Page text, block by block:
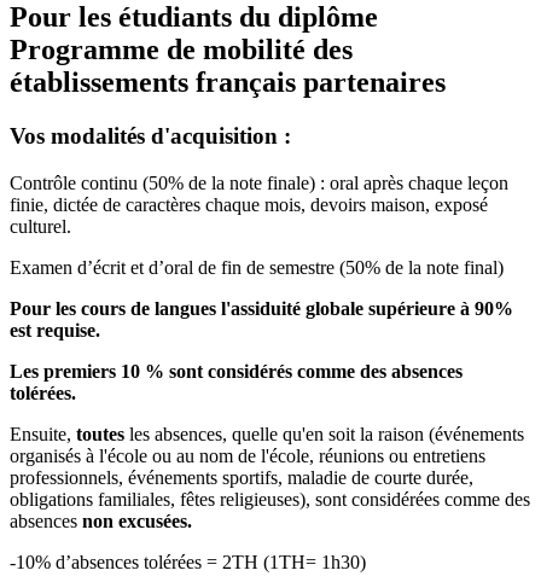
Pour les étudiants du diplôme
Programme de mobilité des
établissements français partenaires
Vos modalités d'acquisition :
Contrôle continu (50% de la note finale) : oral après chaque leçon
finie, dictée de caractères chaque mois, devoirs maison, exposé
culturel.
Examen d’écrit et d’oral de fin de semestre (50% de la note final)
Pour les cours de langues l'assiduité globale supérieure à 90%
est requise.
Les premiers 10 % sont considérés comme des absences
tolérées.
Ensuite, toutes les absences, quelle qu'en soit la raison (événements
organisés à l'école ou au nom de l'école, réunions ou entretiens
professionnels, événements sportifs, maladie de courte durée,
obligations familiales, fêtes religieuses), sont considérées comme des
absences non excusées.
-10% d’absences tolérées = 2TH (1TH= 1h30)